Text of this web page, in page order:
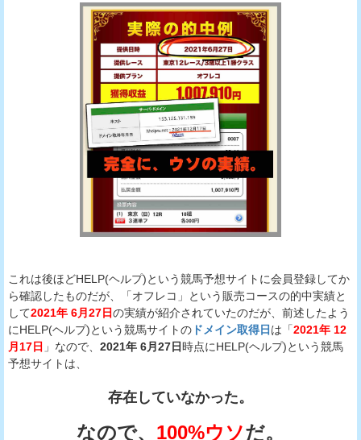
これは後ほどHELP(ヘルプ)という競馬予想サイトに会員登録してか
ら確認したものだが、「オフレコ」という販売コースの的中実績と
して2021年 6月27日の実績が紹介されていたのだが、前述したよう
にHELP(ヘルプ)という競馬サイトの ドメイン取得日 は「2021年 12
月17日 」なので、 2021年 6月27日時点にHELP(ヘルプ)という競馬
予想サイトは、
存在していなかった。
なので、 100%ウソだ。